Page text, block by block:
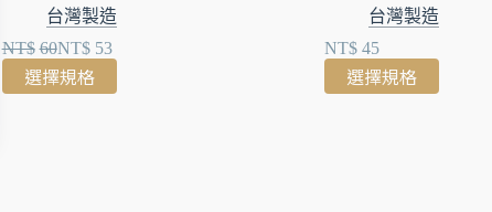
台灣製造
NT$ 60NT$ 53
選擇規格
台灣製造
NT$ 45
選擇規格